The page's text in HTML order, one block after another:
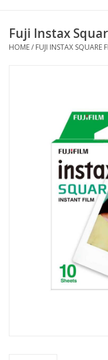
PROMO
Fuji Instax
HOME/ FUJI INSTAX SQUARE